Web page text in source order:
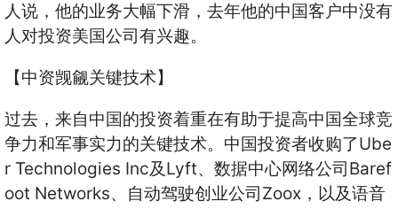
人说，他的业务大幅下滑，去年他的中国客户中没有
人对投资美国公司有兴趣。
【中资觊觎关键技术】
过去，来自中国的投资着重在有助于提高中国全球竞
争力和军事实力的关键技术。中国投资者收购了Ube
r Technologies Inc及Lyft、数据中心网络公司Baref
oot Networks、自动驾驶创业公司Zoox，以及语音